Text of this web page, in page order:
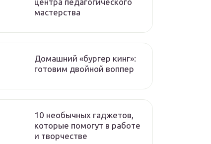
мастерства
Домашний «бургер кинг»:
готовим двойной воппер
10 необычных гаджетов,
которые помогут в работе
и творчестве